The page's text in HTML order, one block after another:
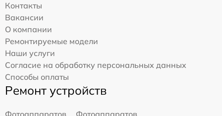
Контакты
Вакансии
О компании
Ремонтируемые модели
Наши услуги
Согласие на обработку персональных данных
Способы оплаты
Ремонт устройств